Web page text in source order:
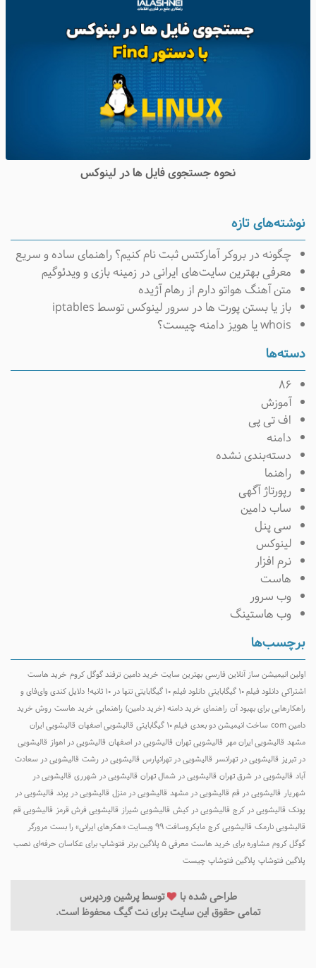
نحوه جستجوی فایل ها در لینوکس
نوشته‌های تازه
چگونه در بروکر آمارکتس ثبت نام کنیم؟ راهنمای ساده و سریع
معرفی بهترین سایت‌های ایرانی در زمینه بازی و ویدئوگیم
متن آهنگ هواتو دارم از رهام آژیده
باز یا بستن پورت ها در سرور لینوکس توسط iptables
whois یا هویز دامنه چیست؟
دسته‌ها
۸۶
آموزش
اف تی پی
دامنه
دسته‌بندی نشده
راهنما
رپورتاژ آگهی
ساب دامین
سی پنل
لینوکس
نرم افزار
هاست
وب سرور
وب هاستینگ
برچسب‌ها
اولین انیمیشن ساز آنلاین فارسی بهترین سایت خرید دامین ترفند گوگل کروم خرید هاست
اشتراکی دانلود فیلم ۱۰ گیگابایتی دانلود فیلم ۱۰ گیگابایتی تنها در ۱۰ ثانیه!
دلایل کندی وای‌فای و
راهکارهایی برای بهبود آن راهنمای خرید دامنه (خرید دامین) راهنمایی خرید هاست روش خرید
دامین com
ساخت انیمیشن دو بعدی فیلم ۱۰ گیگابایتی قالیشویی اصفهان قالیشویی ایران
مشهد قالیشویی ایران مهر قالیشویی تهران قالیشویی در اصفهان قالیشویی در اهواز قالیشویی
در تبریز قالیشویی در تهرانسر قالیشویی در تهرانپارس قالیشویی در رشت قالیشویی در سعادت
قالیشویی در شرق تهران قالیشویی در شمال تهران قالیشویی در شهرری قالیشویی در
شهریار قالیشویی در قم قالیشویی در مشهد قالیشویی در منزل قالیشویی در پرند
قالیشویی در
پونک قالیشویی در کرج قالیشویی در کیش قالیشویی شیراز قالیشویی فرش قرمز قالیشویی قم
قالیشویی نارمک قالیشویی کرج مایکروسافت ۹۹ وبسایت «هکرهای ایرانی» را بست
مرورگر
گوگل کروم مشاوره برای خرید هاست معرفی 5 پلاگین برتر فتوشاپ برای عکاسان حرفه‌ای
نصب
پلاگین فتوشاپ پلاگین فتوشاپ چیست
طراحی شده با توسطپرشین وردپرس
تمامی حقوق این سایت برای نت گیگ محفوظ است.